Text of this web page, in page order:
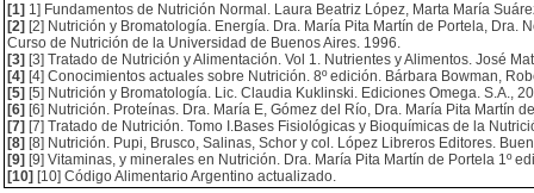
[1] 1] Fundamentos de Nutrición Normal. Laura Beatriz López, Marta María
[2] [2] Nutrición y Bromatología. Energía. Dra. María Pita Martín de Portela,
Curso de Nutrición de la Universidad de Buenos Aires. 1996.
[3] [3] Tratado de Nutrición y Alimentación. Vol 1. Nutrientes y Alimentos. José
[4] [4] Conocimientos actuales sobre Nutrición. 8º edición. Bárbara Bowman,
[5] [5] Nutrición y Bromatología. Lic. Claudia Kuklinski. Ediciones Omega. S.A.,
[6] [6] Nutrición. Proteínas. Dra. María E, Gómez del Río, Dra. María Pita Martín
[7] [7] Tratado de Nutrición. Tomo I.Bases Fisiológicas y Bioquímicas de la
[8] [8] Nutrición. Pupi, Brusco, Salinas, Schor y col. López Libreros Editores.
[9] [9] Vitaminas, y minerales en Nutrición. Dra. María Pita Martín de Portela 1º
[10] [10] Código Alimentario Argentino actualizado.